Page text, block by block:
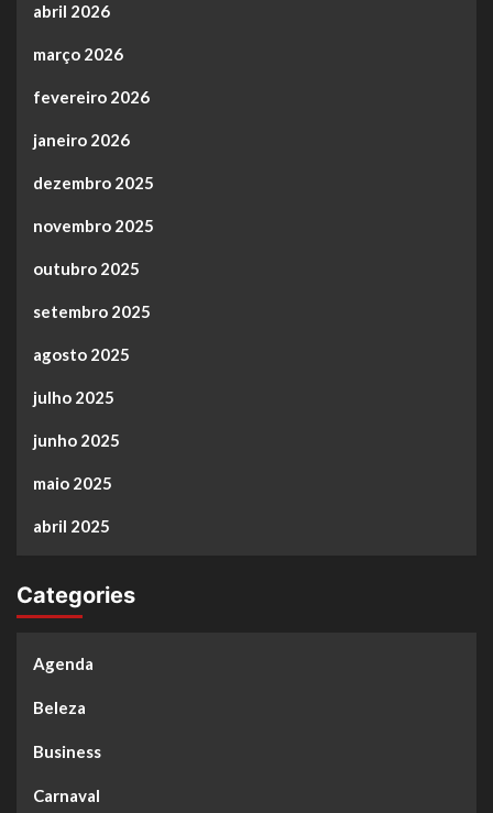
abril 2026
março 2026
fevereiro 2026
janeiro 2026
dezembro 2025
novembro 2025
outubro 2025
setembro 2025
agosto 2025
julho 2025
junho 2025
maio 2025
abril 2025
Categories
Agenda
Beleza
Business
Carnaval